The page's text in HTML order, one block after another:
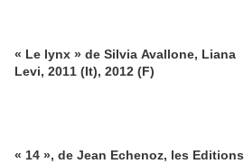
« Le lynx » de Silvia Avallone, Liana
Levi, 2011 (It), 2012 (F)
« 14 », de Jean Echenoz, les Editions